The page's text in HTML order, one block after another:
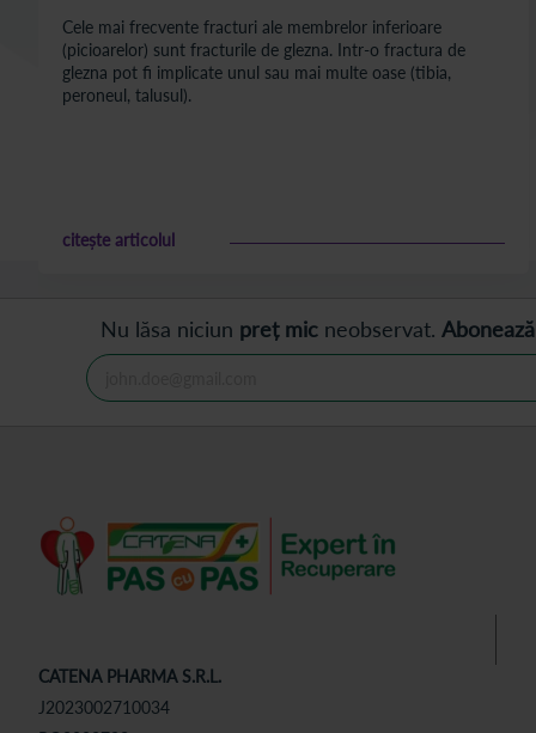
Cele mai frecvente fracturi ale membrelor inferioare
(picioarelor) sunt fracturile de glezna. Intr-o fractura de
glezna pot fi implicate unul sau mai multe oase (tibia,
peroneul, talusul).
citește articolul
Nu lăsa niciun preț mic neobservat.
CATENA PHARMA S.R.L.
J2023002710034